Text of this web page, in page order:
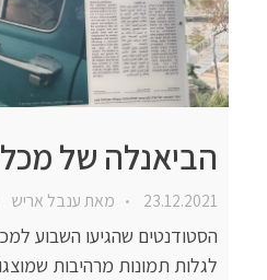
הביאנלה של
23.12.2021 מאתענבל אריש
הסטודנטים שהגיעו השבוע
לגלות תמונות מרהיבות